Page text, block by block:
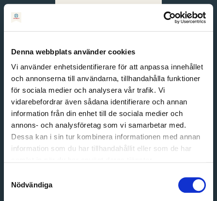
Denna webbplats använder cookies
Vi använder enhetsidentifierare för att anpassa innehållet
och annonserna till användarna, tillhandahålla funktioner
för sociala medier och analysera vår trafik. Vi
vidarebefordrar även sådana identifierare och annan
information från din enhet till de sociala medier och
annons- och analysföretag som vi samarbetar med.
Dessa kan i sin tur kombinera informationen med annan
information som du har tillhandahållit eller som de har
Nödvändiga
English
Svenska
Email address